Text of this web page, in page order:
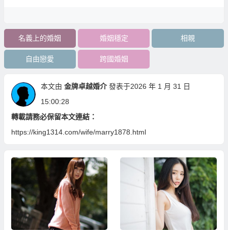
名義上的婚姻 婚姻穩定 相親
自由戀愛 跨國婚姻
本文由 金牌卓越婚介 發表于2026 年 1 月 31 日
15:00:28
轉載請務必保留本文連結：
https://king1314.com/wife/marry1878.html